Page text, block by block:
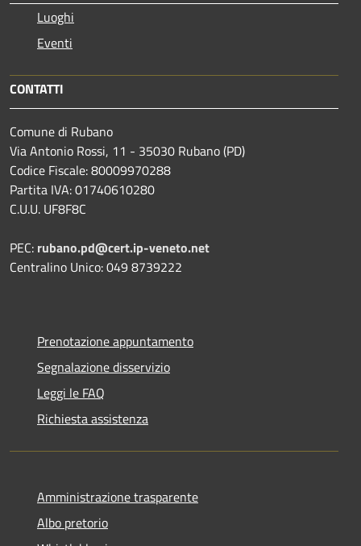
Luoghi
Eventi
CONTATTI
Comune di Rubano
Via Antonio Rossi, 11 - 35030 Rubano (PD)
Codice Fiscale: 80009970288
Partita IVA: 01740610280
C.U.U. UF8F8C
PEC: rubano.pd@cert.ip-veneto.net
Centralino Unico: 049 8739222
Prenotazione appuntamento
Segnalazione disservizio
Leggi le FAQ
Richiesta assistenza
Amministrazione trasparente
Albo pretorio